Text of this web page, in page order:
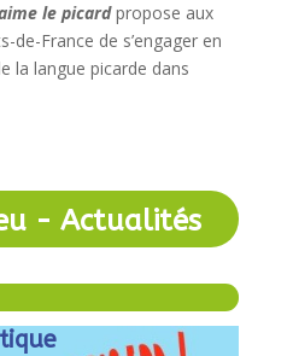
le picardpropose aux
de-France de s’engager en
la langue picarde dans
- Actualités